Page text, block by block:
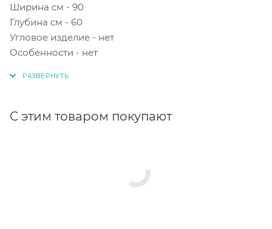
Ширина см - 90
Глубина см - 60
Угловое изделие - нет
Особенности - нет
С этим товаром покупают